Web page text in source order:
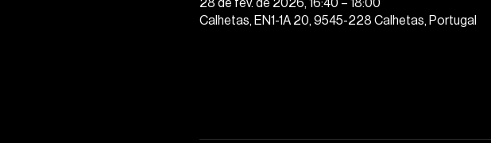
28 de fev. de 2026, 16:40 – 18:00
Calhetas, EN1-1A 20, 9545-228 Calhetas, Portugal